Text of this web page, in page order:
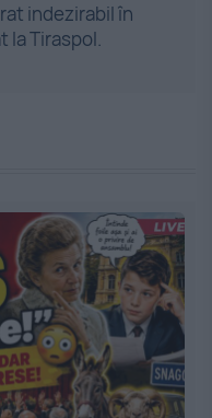
indezirabil în
la Tiraspol.